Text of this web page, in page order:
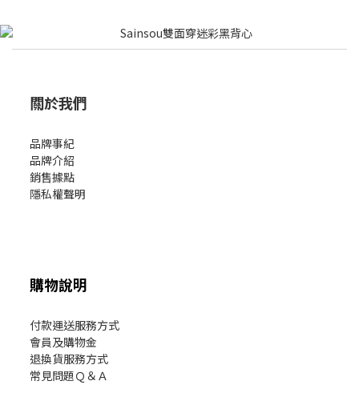
關於我們
品牌事紀
品牌介紹
銷售據點
隱私權聲明
購物說明
付款運送服務方式
會員及購物金
退換貨服務方式
常見問題Ｑ＆Ａ